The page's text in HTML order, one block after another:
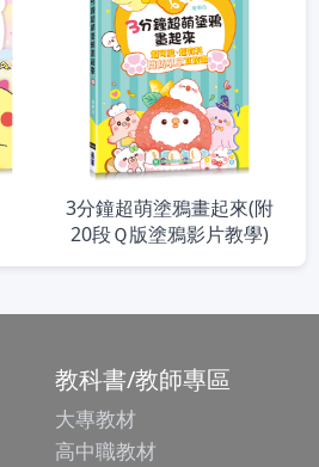
3分鐘超萌塗鴉畫起來(附
20段Ｑ版塗鴉影片教學)
教科書/教師專區
大專教材
高中職教材